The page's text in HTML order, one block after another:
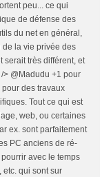
peu... ce qui
de défense des
du net en général,
de la vie privée des
serait très différent, et
> @Madudu +1 pour
des travaux
Tout ce qui est
web, ou certaines
ex. sont parfaitement
PC anciens de ré-
avec le temps
etc. qui sont sur